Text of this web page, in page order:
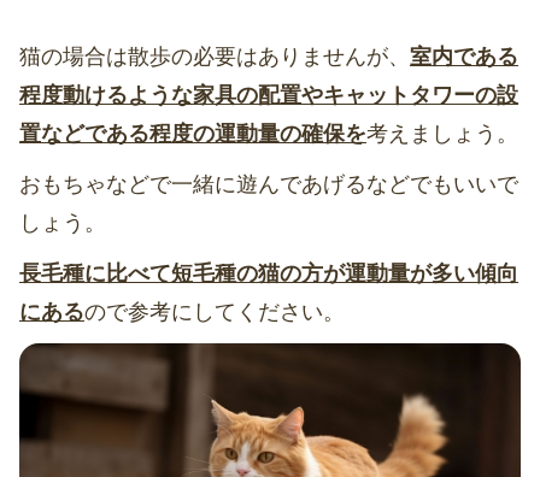
猫の場合は散歩の必要はありませんが、 室内である
程度動けるような家具の配置やキャットタワーの設
置などである程度の運動量の確保を考えましょう。
おもちゃなどで一緒に遊んであげるなどでもいいで
しょう。
長毛種に比べて短毛種の猫の方が運動量が多い傾向
にあるので参考にしてください。